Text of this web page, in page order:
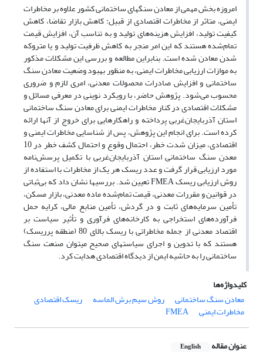
امروزه بخش‌ مهمی از معادن‌ سنگ‏های ساختمانی‌ کشور علاوه بر مخاطرات
ایمنی، متاثر از مخاطرات اقتصادی از قبیل: کاهش بازار تقاضا، کاهش
کیفیت تولید، افزایش هزینه‌های تولید و به تناسب آن، افزایش قیمت
تمام‌شده هستند که این امر منجر به کاهش ظرفیت تولید و یا متروکه‌
شدن معادن شده است. بنابراین مطالعه و بررسی این مشکلات مذکور
به موازات ارزیابی مخاطرات ایمنی، به منظور بهبود وضعیت معادن سنگ
ساختمانی و افزایش صادرات محصولات معدنی، امری لازم و ضروری
محسوب می‌شود. پژوهش حاضر، با رویکرد نوینی در معرفی مسائل و
مشکلات اقتصادی در کنار مخاطرات ایمنی برای معادن سنگ ساختمانی
استان آذربایجان‌غربی پرداخته و راهکارهایی برای خروج از آن‏ها ارائه
کرده است. برای انجام این پژوهش، پس از شناسایی مخاطرات ایمنی و
اقتصادی، میزان شدت خطر، احتمال وقوع و احتمال کشف خطر در 10
معدن سنگ ساختمانی استان آذربایجان‌غربی با تکمیل پرسش‌نامه
مورد ارزیابی قرار گرفت و عدد ریسک هر یک از مخاطرات با استفاده از
روش ارزیابی ریسک FMEA تعیین شد. بررسی‏ها نشان داد که بی‌ثباتی
در قوانین و مقررات معدنی، قیمت تمام‌شده ماده معدنی، بازار مسکن،
تأمین سرمایه‌های ثابت و در گردش، تأمین منابع مالی، کرایه حمل
فرآورده‌های استخراجی به کارخانه‌های فرآوری و تأثیر سیاست بر
اقتصاد معدنی از جمله مخاطراتی با ریسک بالای 80 (منطقه پرریسک)
هستند که با تدوین و اجرای سیاست‏های صحیح می‏توان صنعت سنگ
ساختمانی را به حاشیه ایمن از دیدگاه اقتصادی هدایت کرد.
کلیدواژه‌ها
معادن سنگ ساختمانی
روش سیم برش الماسه ریسک اقتصادی
مخاطرات ایمنی FMEA
عنوان مقاله English